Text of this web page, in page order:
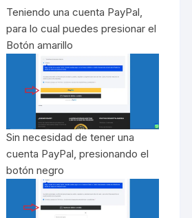
Teniendo una cuenta PayPal,
para lo cual puedes presionar el
Botón amarillo
Sin necesidad de tener una
cuenta PayPal, presionando el
botón negro